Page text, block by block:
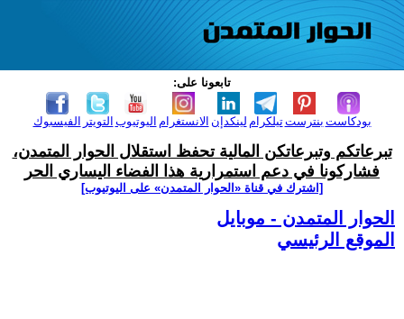
تابعونا على:
الفيسبوك التويتر اليوتيوب الانستغرام لينكدإن تيلكرامبنترست بودكاست
تبرعاتكم وتبرعاتكن المالية تحفظ استقلال الحوار المتمدن،
فشاركونا في دعم استمرارية هذا الفضاء اليساري الحر
[اشترك في قناة ‫«الحوار المتمدن» على اليوتيوب]
الحوار المتمدن - موبايل
الموقع الرئيسي